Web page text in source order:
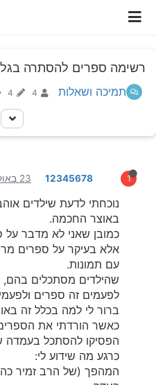
רשימה ספרים להסתרה
תמיכה ושאלות 4
4
1
12345678 23 באוק׳ 2023, 8:06
נוכחתי לדעת שילדים
באוצר החכמה.
כמובן שאני לא מדבר על
אלא בעיקר על ספרים
עם תמונות.
שהילדים מסתכלים בהם,
לפעמים זה ספרים
ברור לי למה בכלל זה
כאשר הורדתי את
הפסיקו להסתכל בעמדה
כרגע מה שידוע לי:
המהפך (של הרב זמיר